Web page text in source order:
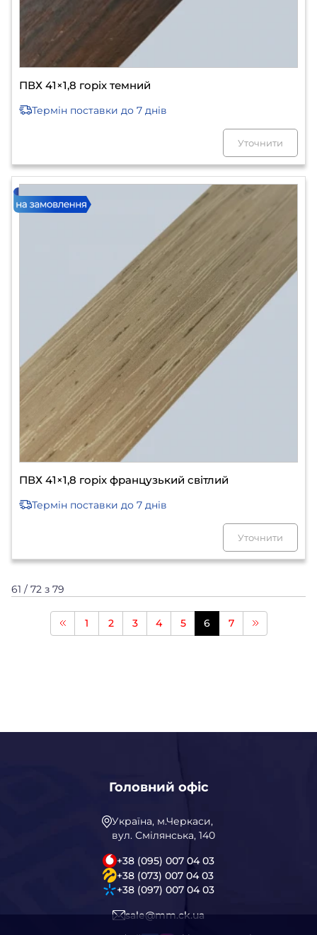
ПВХ 41×1,8 горіх темний
Термін поставки до 7 днів
Уточнити
ПВХ 41×1,8 горіх французький світлий
Термін поставки до 7 днів
Уточнити
61 / 72 з 79
1 2 3 4 5 6 7
Головний офіс
Україна, м.Черкаси,
вул. Смілянська, 140
+38 (095) 007 04 03
+38 (073) 007 04 03
+38 (097) 007 04 03
sale@mm.ck.ua